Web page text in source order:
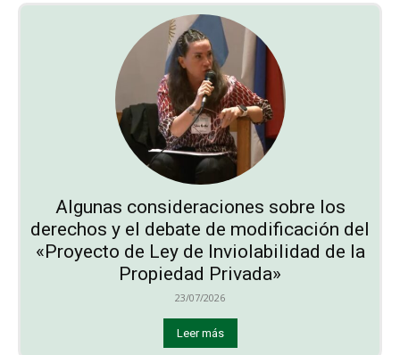
Algunas consideraciones sobre los
derechos y el debate de modificación del
«Proyecto de Ley de Inviolabilidad de la
Propiedad Privada»
23/07/2026
Leer más